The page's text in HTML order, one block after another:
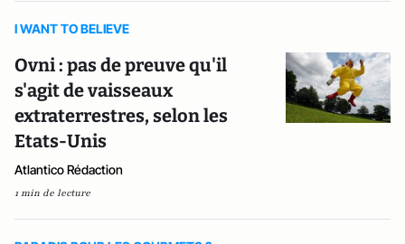
I WANT TO BELIEVE
Ovni : pas de preuve qu'il
s'agit de vaisseaux
extraterrestres, selon les
Etats-Unis
Atlantico Rédaction
1 min de lecture